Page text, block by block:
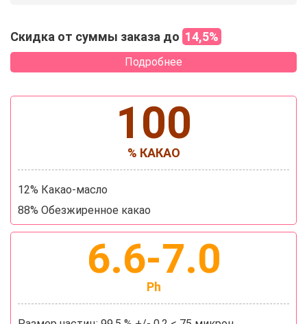
Скидка от суммы заказа до 14,5%
Подробнее
100
% КАКАО
12% Какао-масло
88% Обезжиренное какао
6.6-7.0
Ph